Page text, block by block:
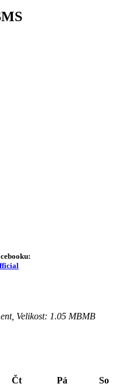
Velikost: 1.05 MBMB
Čt Pá
So